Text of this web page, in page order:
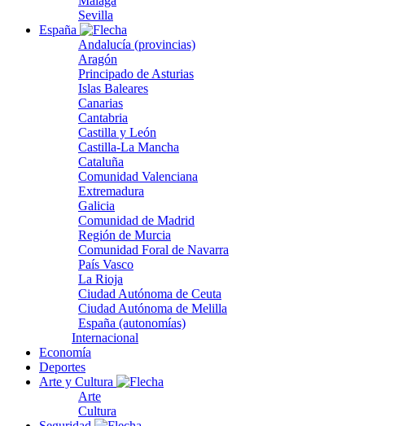
Sevilla
España
Andalucía (provincias)
Aragón
Principado de Asturias
Islas Baleares
Canarias
Cantabria
Castilla y León
Castilla-La Mancha
Cataluña
Comunidad Valenciana
Extremadura
Galicia
Comunidad de Madrid
Región de Murcia
Comunidad Foral de Navarra
País Vasco
La Rioja
Ciudad Autónoma de Ceuta
Ciudad Autónoma de Melilla
España (autonomías)
Internacional
Economía
Deportes
Arte y Cultura
Arte
Cultura